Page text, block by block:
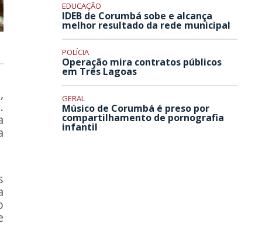
EDUCAÇÃO
IDEB de Corumbá sobe e alcança
melhor resultado da rede municipal
POLÍCIA
Operação mira contratos públicos
em Três Lagoas
GERAL
Músico de Corumbá é preso por
compartilhamento de pornografia
infantil